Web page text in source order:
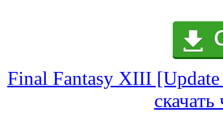
Final Fantasy XIII
скачать